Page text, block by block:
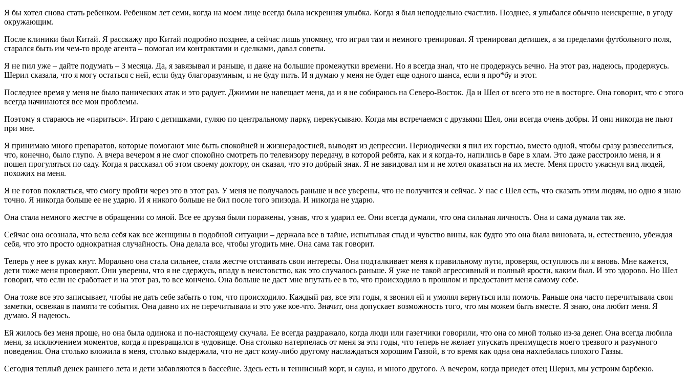
Я бы хотел снова стать ребенком. Ребенком лет семи, когда на моем лице всегда была искренняя улыбка. Когда я был неподдельно счастлив. Позднее, я улыбался обычно неискренне, в угоду
окружающим.
После клиники был Китай. Я расскажу про Китай подробно позднее, а сейчас лишь упомяну, что играл там и немного тренировал. Я тренировал детишек, а за пределами футбольного поля,
старался быть им чем-то вроде агента – помогал им контрактами и сделками, давал советы.
Я не пил уже – дайте подумать – 3 месяца. Да, я завязывал и раньше, и даже на большие промежутки времени. Но я всегда знал, что не продержусь вечно. На этот раз, надеюсь, продержусь.
Шерил сказала, что я могу остаться с ней, если буду благоразумным, и не буду пить. И я думаю у меня не будет еще одного шанса, если я про*бу и этот.
Последнее время у меня не было панических атак и это радует. Джимми не навещает меня, да и я не собираюсь на Северо-Восток. Да и Шел от всего это не в восторге. Она говорит, что с этого
всегда начинаются все мои проблемы.
Поэтому я стараюсь не «париться». Играю с детишками, гуляю по центральному парку, перекусываю. Когда мы встречаемся с друзьями Шел, они всегда очень добры. И они никогда не пьют
при мне.
Я принимаю много препаратов, которые помогают мне быть спокойней и жизнерадостней, выводят из депрессии. Периодически я пил их горстью, вместо одной, чтобы сразу развеселиться,
что, конечно, было глупо. А вчера вечером я не смог спокойно смотреть по телевизору передачу, в которой ребята, как и я когда-то, напились в баре в хлам. Это даже расстроило меня, и я
пошел прогуляться по саду. Когда я рассказал об этом своему доктору, он сказал, что это добрый знак. Я не завидовал им и не хотел оказаться на их месте. Меня просто ужаснул вид людей,
похожих на меня.
Я не готов поклясться, что смогу пройти через это в этот раз. У меня не получалось раньше и все уверены, что не получится и сейчас. У нас с Шел есть, что сказать этим людям, но одно я знаю
точно. Я никогда больше ее не ударю. И я никого больше не бил после того эпизода. И никогда не ударю.
Она стала немного жестче в обращении со мной. Все ее друзья были поражены, узнав, что я ударил ее. Они всегда думали, что она сильная личность. Она и сама думала так же.
Сейчас она осознала, что вела себя как все женщины в подобной ситуации – держала все в тайне, испытывая стыд и чувство вины, как будто это она была виновата, и, естественно, убеждая
себя, что это просто однократная случайность. Она делала все, чтобы угодить мне. Она сама так говорит.
Теперь у нее в руках кнут. Морально она стала сильнее, стала жестче отстаивать свои интересы. Она подталкивает меня к правильному пути, проверяя, оступлюсь ли я вновь. Мне кажется,
дети тоже меня проверяют. Они уверены, что я не сдержусь, впаду в неистовство, как это случалось раньше. Я уже не такой агрессивный и полный ярости, каким был. И это здорово. Но Шел
говорит, что если не сработает и на этот раз, то все кончено. Она больше не даст мне впутать ее в то, что происходило в прошлом и предоставит меня самому себе.
Она тоже все это записывает, чтобы не дать себе забыть о том, что происходило. Каждый раз, все эти годы, я звонил ей и умолял вернуться или помочь. Раньше она часто перечитывала свои
заметки, освежая в памяти те события. Она давно их не перечитывала и это уже кое-что. Значит, она допускает возможность того, что мы можем быть вместе. Я знаю, она любит меня. Я
думаю. Я надеюсь.
Ей жилось без меня проще, но она была одинока и по-настоящему скучала. Ее всегда раздражало, когда люди или газетчики говорили, что она со мной только из-за денег. Она всегда любила
меня, за исключением моментов, когда я превращался в чудовище. Она столько натерпелась от меня за эти годы, что теперь не желает упускать преимуществ моего трезвого и разумного
поведения. Она столько вложила в меня, столько выдержала, что не даст кому-либо другому наслаждаться хорошим Газзой, в то время как одна она нахлебалась плохого Газзы.
Сегодня теплый денек раннего лета и дети забавляются в бассейне. Здесь есть и теннисный корт, и сауна, и много другого. А вечером, когда приедет отец Шерил, мы устроим барбекю.